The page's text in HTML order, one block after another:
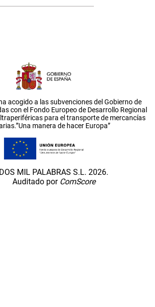
acogido a las subvenciones del Gobierno de
con el Fondo Europeo de Desarrollo Regional
para el transporte de mercancías
manera de hacer Europa”
DOS MIL PALABRAS S.L. 2026.
Auditado por ComScore